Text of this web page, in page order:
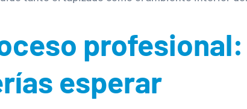
esperar